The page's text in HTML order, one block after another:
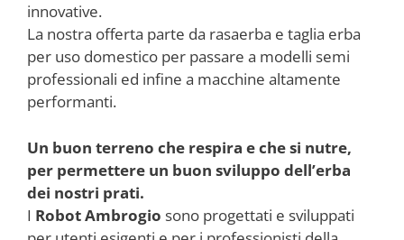
innovative.
La nostra offerta parte da rasaerba e taglia erba
per uso domestico per passare a modelli semi
professionali ed infine a macchine altamente
performanti.
Un buon terreno che respira e che si nutre,
per permettere un buon sviluppo dell’erba
dei nostri prati.
I Robot Ambrogio sono progettati e sviluppati